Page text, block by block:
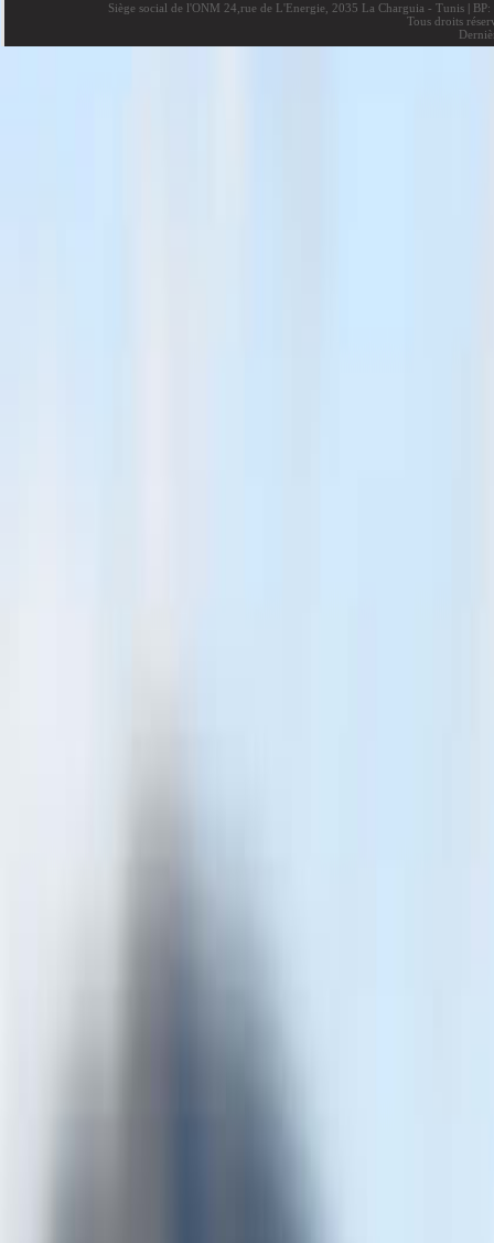
Siège social de l'ONM 24,rue de L'Energie, 2035 La Charguia - Tunis |BP:
Tous droits